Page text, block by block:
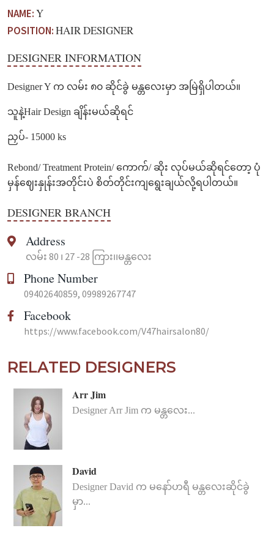
NAME:Y
POSITION:HAIR DESIGNER
DESIGNER INFORMATION
Designer Y က လမ်း ၈၀ ဆိုင်ခွဲ မန္တလေးမှာ အမြဲရှိပါတယ်။
သူနဲ့Hair Design ချိန်းမယ်ဆိုရင်
ညှပ်- 15000 ks
Rebond/ Treatment Protein/ ကောက်/ ဆိုး လုပ်မယ်ဆိုရင်တော့ ပုံ
မှန်ဈေးနှုန်းအတိုင်းပဲ စိတ်တိုင်းကျရွေးချယ်လို့ရပါတယ်။
DESIGNER BRANCH
Address
လမ်း 80 ၊ 27 -28 ကြား၊၊မန္တလေး
Phone Number
09402640859, 09989267747
Facebook
https://www.facebook.com/V47hairsalon80/
RELATED DESIGNERS
Arr Jim
Designer Arr Jim က မန္တလေး...
David
Designer David က မနော်ဟရီ မန္တလေးဆိုင်ခွဲ
မှာ...